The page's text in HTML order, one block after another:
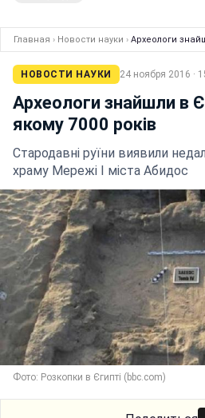
Главная › Новости науки › Археологи
НОВОСТИ НАУКИ 24 ноября 2016 ·
Археологи знайшли в
якому 7000 років
Стародавні руїни виявили
храму Мережі I міста Абидос
Фото: Розкопки в Єгипті (bbc.com)